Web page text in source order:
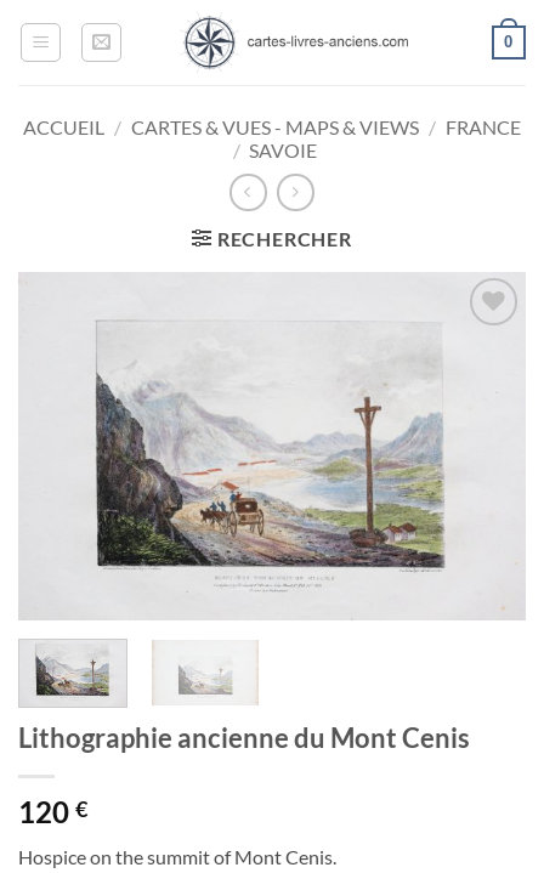
0
ACCUEIL / CARTES & VUES - MAPS & VIEWS / FRANCE
/ SAVOIE
RECHERCHER
Lithographie ancienne du Mont Cenis
120 €
Hospice on the summit of Mont Cenis.